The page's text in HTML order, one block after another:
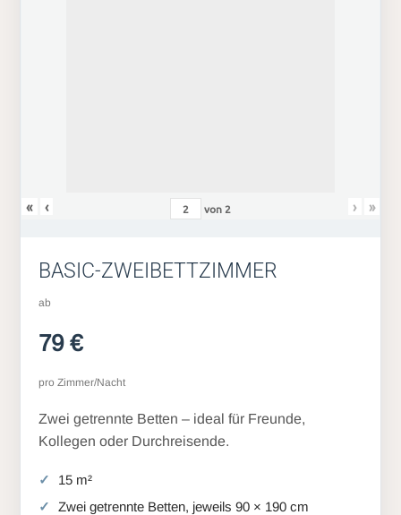
« ‹ von 2 › »
BASIC-ZWEIBETTZIMMER
ab
79 €
pro Zimmer/Nacht
Zwei getrennte Betten – ideal für Freunde,
Kollegen oder Durchreisende.
15 m²
Zwei getrennte Betten, jeweils 90 × 190 cm